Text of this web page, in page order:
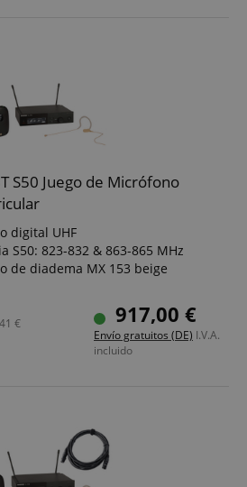
S50 Juego de Micrófono
digital UHF
S50: 823-832 & 863-865 MHz
de diadema MX 153 beige
omnidireccional
por banda de 8 MHz
montaje de 19" 917,00 €
Envío gratuitos (DE) I.V.A.
incluido
€
Amazon